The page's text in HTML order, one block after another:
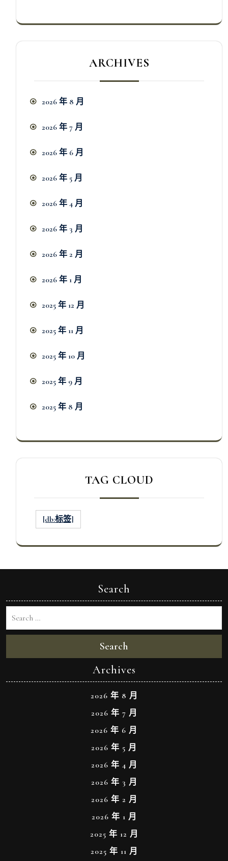
ARCHIVES
2026 年 8 月
2026 年 7 月
2026 年 6 月
2026 年 5 月
2026 年 4 月
2026 年 3 月
2026 年 2 月
2026 年 1 月
2025 年 12 月
2025 年 11 月
2025 年 10 月
2025 年 9 月
2025 年 8 月
TAG CLOUD
[db:标签]
Search
Search
Archives
2026 年 8 月
2026 年 7 月
2026 年 6 月
2026 年 5 月
2026 年 4 月
2026 年 3 月
2026 年 2 月
2026 年 1 月
2025 年 12 月
2025 年 11 月